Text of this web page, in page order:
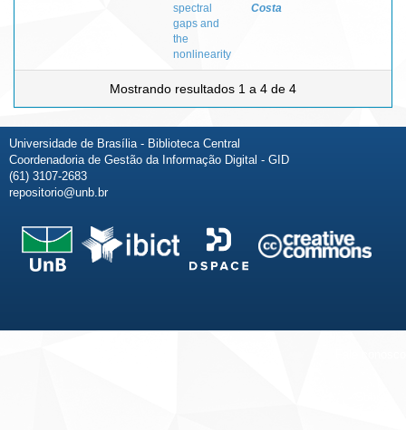
spectral
gaps and
the
nonlinearity
Costa
Mostrando resultados 1 a 4 de 4
Universidade de Brasília - Biblioteca Central
Coordenadoria de Gestão da Informação Digital - GID
(61) 3107-2683
repositorio@unb.br